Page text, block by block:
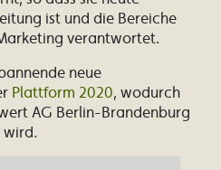
ist und die Bereiche
verantwortet.
neue
Plattform 2020, wodurch
AG Berlin-Brandenburg
wird.